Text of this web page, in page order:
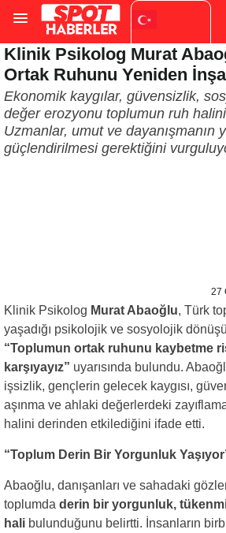
Turkish ▼
Klinik Psikolog Murat
Ortak Ruhunu Yeniden
Ekonomik kaygılar, güvensizlik,
değer erozyonu toplumun ruh
Uzmanlar, umut ve dayanışmanın
güçlendirilmesi gerektiğini
27
Klinik Psikolog Murat Abaoğlu, Türk
yaşadığı psikolojik ve sosyolojik
“Toplumun ortak ruhunu kaybetme
karşıyayız” uyarısında bulundu.
işsizlik, gençlerin gelecek kaygısı,
aşınma ve ahlaki değerlerdeki
halini derinden etkilediğini ifade etti.
“Toplum Derin Bir Yorgunluk
Abaoğlu, danışanları ve sahadaki
toplumda derin bir yorgunluk,
hali bulunduğunu belirtti. İnsanların